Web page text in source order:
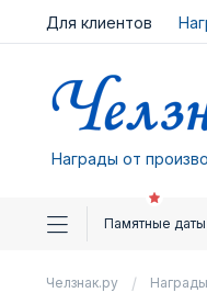
Для клиентов
Награды от
Памятные даты
Челзнак.ру